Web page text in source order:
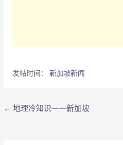
发帖时间： 新加坡新闻
文
← 地理冷知识——新加坡